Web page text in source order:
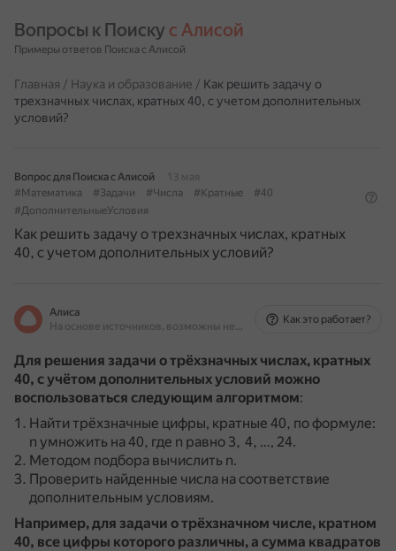
Вопросы к Поиску с Алисой
Примеры ответов Поиска с Алисой
Главная / Наука и образование / Как решить задачу о
трехзначных числах, кратных 40, с учетом дополнительных
условий?
Вопрос для Поиска с Алисой
13 мая
#Математика
#Задачи #Числа #Кратные
#40
#ДополнительныеУсловия
Как решить задачу о трехзначных числах, кратных
40, с учетом дополнительных условий?
Алиса
На основе источников, возможны неточности
Как это работает?
Для решения задачи о трёхзначных числах, кратных
40, с учётом дополнительных условий можно
воспользоваться следующим алгоритмом:
Найти трёхзначные цифры, кратные 40, по формуле:
n умножить на 40, где n равно 3, 4, …, 24.
Методом подбора вычислить n.
Проверить найденные числа на соответствие
дополнительным условиям.
Например, для задачи о трёхзначном числе, кратном
40, все цифры которого различны, а сумма квадратов